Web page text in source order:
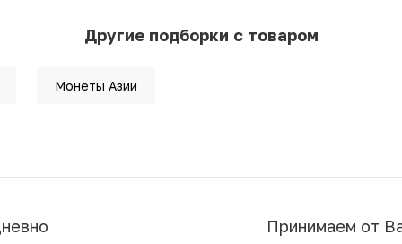
Другие подборки с товаром
Монеты Азии
Принимаем от